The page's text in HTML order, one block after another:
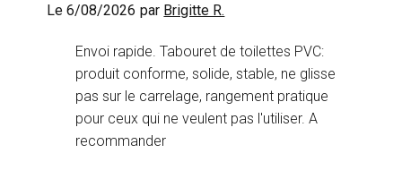
Le 6/08/2026 par Brigitte R.
Envoi rapide. Tabouret de toilettes PVC:
produit conforme, solide, stable, ne glisse
pas sur le carrelage, rangement pratique
pour ceux qui ne veulent pas l'utiliser. A
recommander